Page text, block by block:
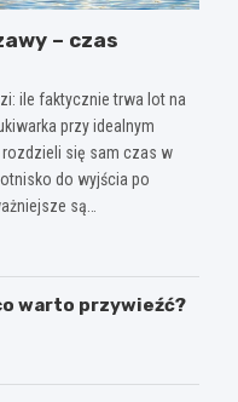
– czas
ile faktycznie trwa lot na
przy idealnym
się sam czas w
do wyjścia po
są…
warto przywieźć?